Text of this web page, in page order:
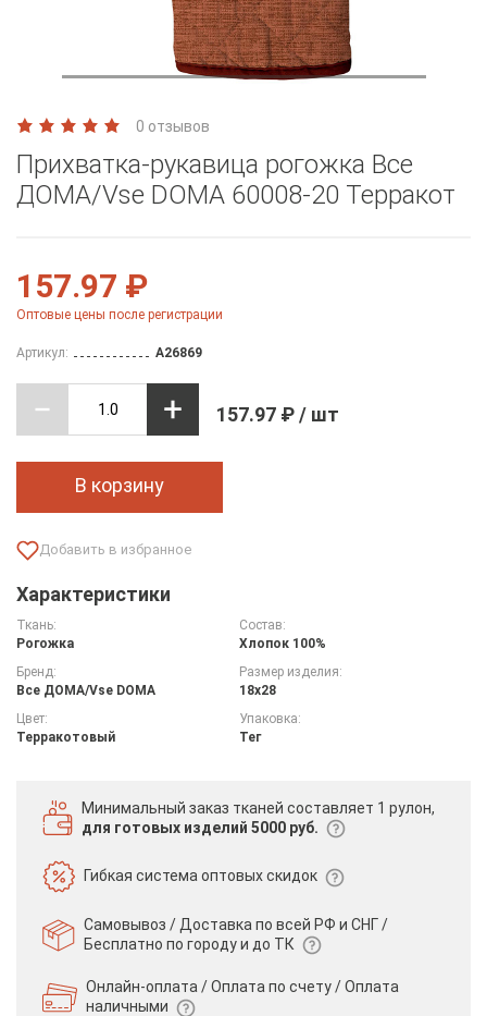
0 отзывов
Прихватка-рукавица рогожка Все
ДОМА/Vse DOMA 60008-20 Терракот
157.97 ₽
Оптовые цены после регистрации
Артикул: A26869
157.97 ₽ / шт
В корзину
Характеристики
Ткань:
Рогожка
Состав:
Хлопок 100%
Бренд:
Все ДOMA/Vse DOMA
Размер изделия:
18х28
Цвет:
Терракотовый
Упаковка:
Тег
Минимальный заказ тканей составляет 1 рулон,
для готовых изделий 5000 руб.
Гибкая системаоптовых скидок
Самовывоз / Доставка по всей РФ и СНГ /
Бесплатно по городу и до ТК
Онлайн-оплата / Оплата по счету /Оплата
наличными